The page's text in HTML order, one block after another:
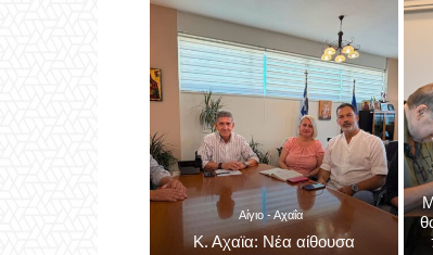
Αίγιο - Αχαΐα
Κ. Αχαϊα: Νέα αίθουσα
γυμναστικής στο κλειστό